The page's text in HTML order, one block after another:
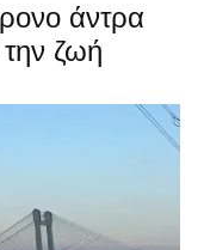
άντρα
ζωή